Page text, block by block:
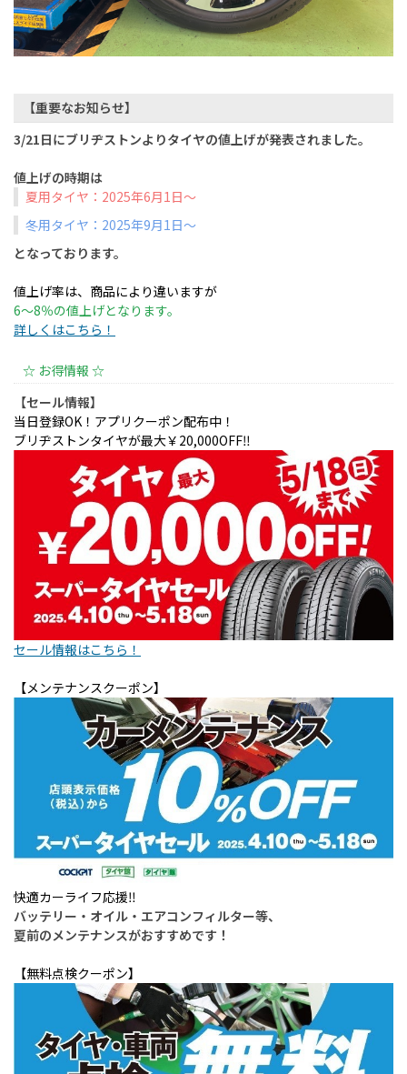
【重要なお知らせ】
3/21日にブリヂストンよりタイヤの値上げが発表されました。
値上げの時期は
夏用タイヤ：2025年6月1日～
冬用タイヤ：2025年9月1日～
となっております。
値上げ率は、商品により違いますが
6～8％の値上げとなります。
詳しくはこちら！
☆ お得情報 ☆
【セール情報】
当日登録OK！アプリクーポン配布中！
ブリヂストンタイヤが最大￥20,000OFF‼
セール情報はこちら！
【メンテナンスクーポン】
快適カーライフ応援‼
バッテリー・オイル・エアコンフィルター等、
夏前のメンテナンスがおすすめです！
【無料点検クーポン】